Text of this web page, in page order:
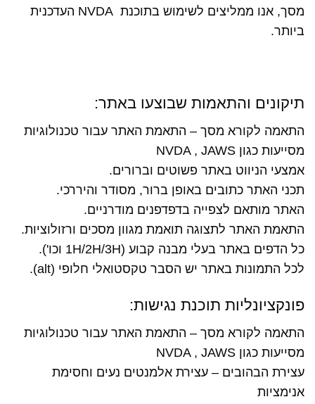
מסך, אנו ממליצים לשימוש בתוכנת NVDA העדכנית
ביותר.
תיקונים והתאמות שבוצעו באתר:
התאמה לקורא מסך – התאמת האתר עבור טכנולוגיות
מסייעות כגון NVDA , JAWS
אמצעי הניווט באתר פשוטים וברורים.
תכני האתר כתובים באופן ברור, מסודר והיררכי.
האתר מותאם לצפייה בדפדפנים מודרניים.
התאמת האתר לתצוגה תואמת מגוון מסכים ורזולוציות.
כל הדפים באתר בעלי מבנה קבוע (1H/2H/3H וכו').
לכל התמונות באתר יש הסבר טקסטואלי חלופי (alt).
פונקציונליות תוכנת נגישות:
התאמה לקורא מסך – התאמת האתר עבור טכנולוגיות
מסייעות כגון NVDA , JAWS
עצירת הבהובים – עצירת אלמנטים נעים וחסימת
אנימציות